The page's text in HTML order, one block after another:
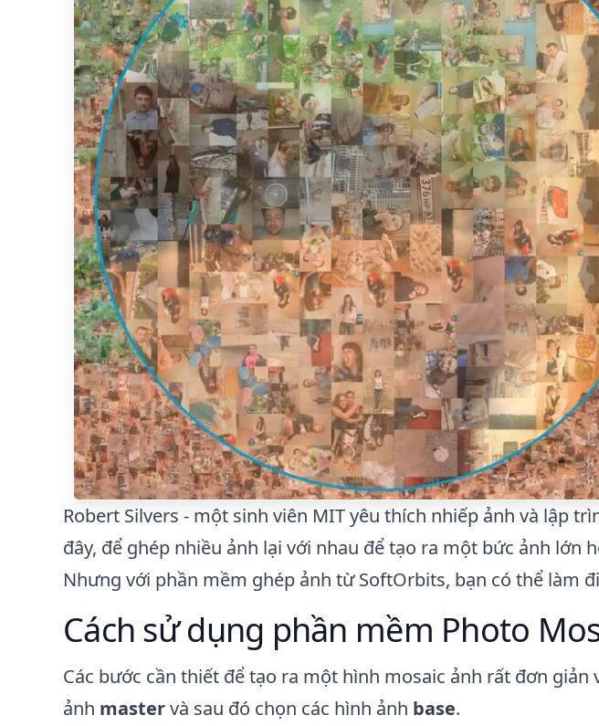
Robert Silvers - một sinh viên MIT yêu thích nhiếp ảnh và lập
đây, để ghép nhiều ảnh lại với nhau để tạo ra một bức ảnh
Nhưng với phần mềm ghép ảnh từ SoftOrbits, bạn có thể làm
Cách sử dụng phần mềm Photo
Các bước cần thiết để tạo ra một hình mosaic ảnh rất đơn
ảnh mastervà sau đó chọn các hình ảnh base.